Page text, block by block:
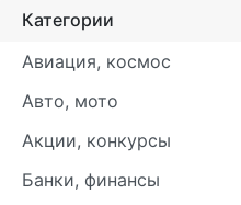
Категории
Авиация, космос
Авто, мото
Акции, конкурсы
Банки, финансы